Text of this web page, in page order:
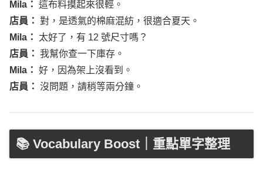
Mila ： 這布料摸起來很輕。
店員： 對，是透氣的棉麻混紡，很適合夏天。
Mila ：
太好了，有 12 號尺寸嗎？
店員： 我幫你查一下庫存。
Mila ： 好，因為架上沒看到。
店員： 沒問題，請稍等兩分鐘。
📚 Vocabulary Boost｜重點單字整理